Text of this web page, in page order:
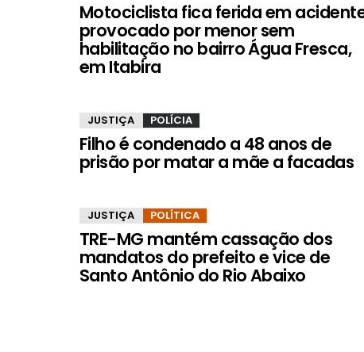
Motociclista fica ferida em
provocado por menor sem
habilitação no bairro Água Fresca,
em Itabira
JUSTIÇA POLÍCIA
Filho é condenado a 48 anos de
prisão por matar a mãe a facadas
JUSTIÇA POLÍTICA
TRE-MG mantém cassação dos
mandatos do prefeito e vice de
Santo Antônio do Rio Abaixo